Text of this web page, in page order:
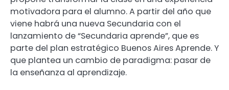
motivadora para el alumno. A partir del año que
viene habrá una nueva Secundaria con el
lanzamiento de “Secundaria aprende”, que es
parte del plan estratégico Buenos Aires Aprende. Y
que plantea un cambio de paradigma: pasar de
la enseñanza al aprendizaje.